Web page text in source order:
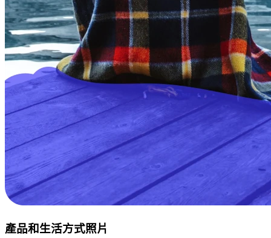
產品和生活方式照片